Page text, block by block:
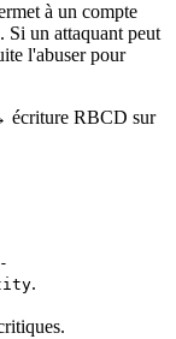
à un compte
Si un attaquant peut
l'abuser pour
RBCD sur
.